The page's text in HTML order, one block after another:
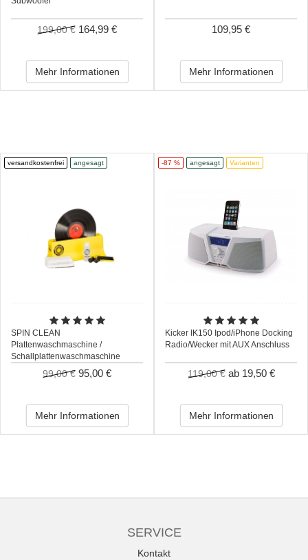
199,00 € 164,99 €
Mehr Informationen
109,95 €
Mehr Informationen
versandkostenfrei angesagt
SPIN CLEAN
Plattenwaschmaschine /
Schallplattenwaschmaschine
99,00 € 95,00 €
Mehr Informationen
-87 % angesagt Varianten
Kicker IK150 Ipod/iPhone Docking
Radio/Wecker mit AUX Anschluss
119,00 € ab 19,50 €
Mehr Informationen
SERVICE
Kontakt